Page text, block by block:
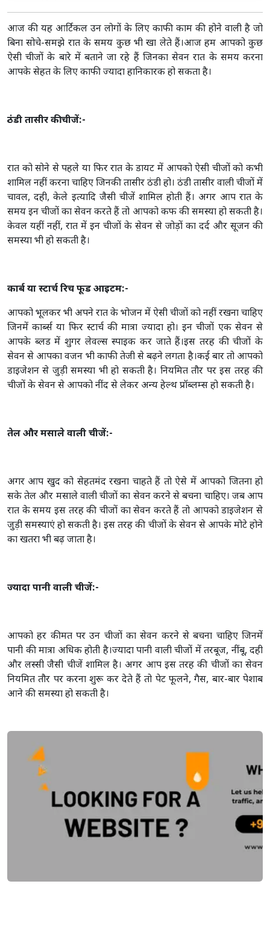
आज की यह आर्टिकल उन लोगों के लिए काफी काम की होने वाली है जो
बिना सोचे-समझे रात के समय कुछ भी खा लेते हैं।आज हम आपको कुछ
ऐसी चीजों के बारे में बताने जा रहे हैं जिनका सेवन रात के समय करना
आपके सेहत के लिए काफी ज्यादा हानिकारक हो सकता है।
ठंडी तासीर की चीजें:-
रात को सोने से पहले या फिर रात के डायट में आपको ऐसी चीजों को कभी
शामिल नहीं करना चाहिए जिनकी तासीर ठंडी हो। ठंडी तासीर वाली चीजों में
चावल, दही, केले इत्यादि जैसी चीजें शामिल होती हैं। अगर आप रात के
समय इन चीजों का सेवन करते हैं तो आपको कफ की समस्या हो सकती है।
केवल यहीं नहीं, रात में इन चीजों के सेवन से जोड़ों का दर्द और सूजन की
समस्या भी हो सकती है।
कार्ब या स्टार्च रिच फूड आइटम:-
आपको भूलकर भी अपने रात के भोजन में ऐसी चीजों को नहीं रखना चाहिए
जिनमें कार्ब्स या फिर स्टार्च की मात्रा ज्यादा हो। इन चीजों एक सेवन से
आपके ब्लड में शुगर लेवल्स स्पाइक कर जाते हैं।इस तरह की चीजों के
सेवन से आपका वजन भी काफी तेजी से बढ़ने लगता है।कई बार तो आपको
डाइजेशन से जुड़ी समस्या भी हो सकती है। नियमित तौर पर इस तरह की
चीजों के सेवन से आपको नींद से लेकर अन्य हेल्थ प्रॉब्लम्स हो सकती है।
तेल और मसाले वाली चीजें:-
अगर आप खुद को सेहतमंद रखना चाहते हैं तो ऐसे में आपको जितना हो
सके तेल और मसाले वाली चीजों का सेवन करने से बचना चाहिए। जब आप
रात के समय इस तरह की चीजों का सेवन करते हैं तो आपको डाइजेशन से
जुड़ी समस्याएं हो सकती है। इस तरह की चीजों के सेवन से आपके मोटे होने
का खतरा भी बढ़ जाता है।
ज्यादा पानी वाली चीजें:-
आपको हर कीमत पर उन चीजों का सेवन करने से बचना चाहिए जिनमें
पानी की मात्रा अधिक होती है।ज्यादा पानी वाली चीजों में तरबूज, नींबू, दही
और लस्सी जैसी चीजें शामिल है। अगर आप इस तरह की चीजों का सेवन
नियमित तौर पर करना शुरू कर देते हैं तो पेट फूलने, गैस, बार-बार पेशाब
आने की समस्या हो सकती है।